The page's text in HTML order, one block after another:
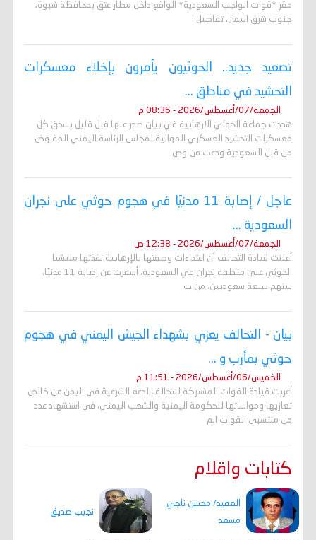
مقر *قوات الواجب السعودية* الواقع داخل مطار عتق بمحافظة شبوة،
جنوب شرق اليمن. تفاصيل ا
تصعيد جديد.. الحوثيون يأمرون بإخلاء معسكرات
التحشيد في مناطق ...
الجمعة/07/أغسطس/2026 - 08:36 م
هددت جماعة الحوثي الارهابية في بيان صدر عنها قبل قليل بسحق كل
معسكرات التحشيد العسكري الموالية لمجلس الرئاسة اليمني المفروض
من قبل السعودية ودعت من وص
عاجل / إصابة 11 مدنيًا في هجوم حوثي على نجران
السعودية ...
الجمعة/07/أغسطس/2026 - 12:38 ص
أعلنت قيادة التحالف أن اعتداءات وصفتها بالإرهابية نفذتها مليشيا
الحوثي على منطقة نجران في السعودية، أسفرت عن إصابة 11 مدنيًا،
بينهم سبعة سعوديين، من ب
بيان - التحالف يعزي بشهداء الجيش اليمني في هجوم
حوثي بمأرب و ...
الخميس/06/أغسطس/2026 - 11:51 م
أعربت قيادة القوات المشتركة للتحالف لدعم الشرعية في اليمن عن خالص
تعازيها ومواساتها للحكومة اليمنية والشعب اليمني، في استشهاد عدد
من منتسبي القوات الم
كتابات واقلام
العقيد/ محسن ناجي
مسعد
نجيب صديق